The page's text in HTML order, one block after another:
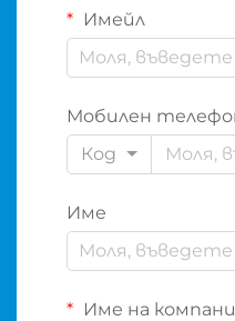
Имейл
Мобилен
Код
Име
Име на